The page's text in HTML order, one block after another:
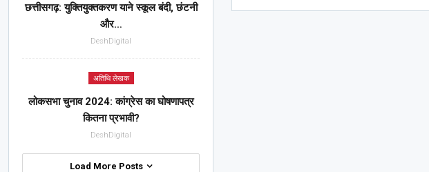
छत्तीसगढ़: युक्तियुक्तकरण याने स्कूल बंदी, छंटनी
और…
DeshDigital
अतिथि लेखक
लोकसभा चुनाव 2024: कांग्रेस का घोषणापत्र
कितना प्रभावी?
DeshDigital
Load More Posts